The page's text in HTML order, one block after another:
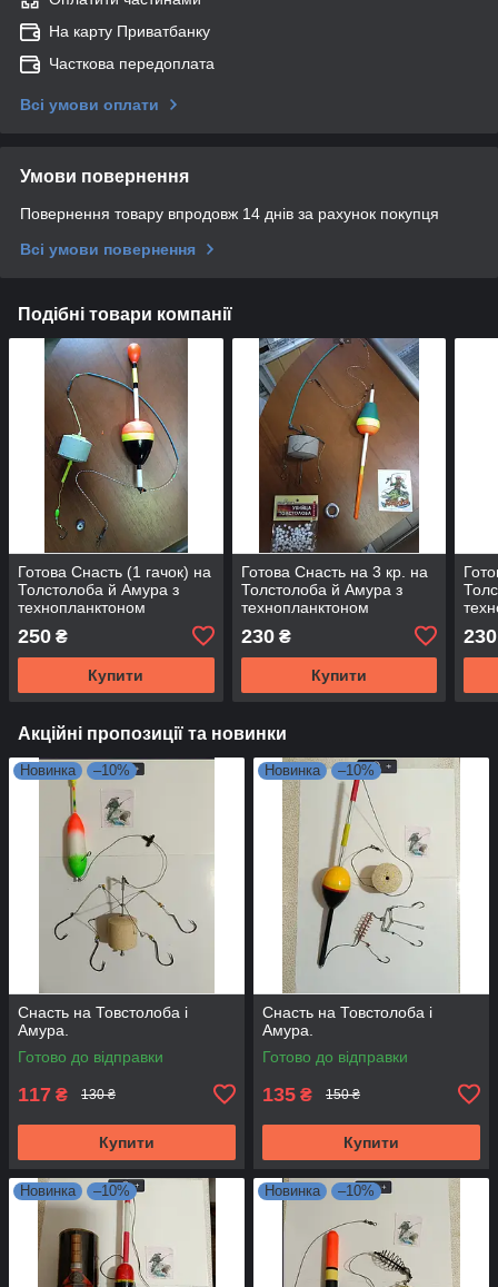
На карту Приватбанку
Часткова передоплата
Всі умови оплати
Умови повернення
Повернення товару впродовж 14 днів за рахунок покупця
Всі умови повернення
Подібні товари компанії
Готова Снасть (1 гачок) на
Толстолоба й Амура з
технопланктоном
250 ₴
Купити
Готова Снасть на 3 кр. на
Толстолоба й Амура з
технопланктоном
230₴
Купити
230
Акційні пропозиції та новинки
Новинка –10%
Снасть на Товстолоба і
Амура.
Готово до відправки
117 ₴ 130 ₴
Купити
Новинка –10%
Снасть на Товстолоба і
Амура.
Готово до відправки
135 ₴ 150 ₴
Купити
Новинка –10% Новинка –10%